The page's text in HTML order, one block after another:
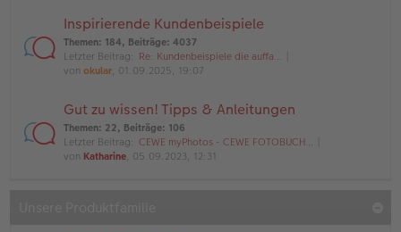
Inspirierende Kundenbeispiele
Themen: 184, Beiträge: 4037
Letzter Beitrag: Re: Kundenbeispiele die auffa…
von okular, 01.09.2025, 19:07
Gut zu wissen! Tipps & Anleitungen
Themen: 22, Beiträge: 106
Letzter Beitrag: CEWE myPhotos - CEWE FOTOBUCH…
von Katharine, 05.09.2023, 12:31